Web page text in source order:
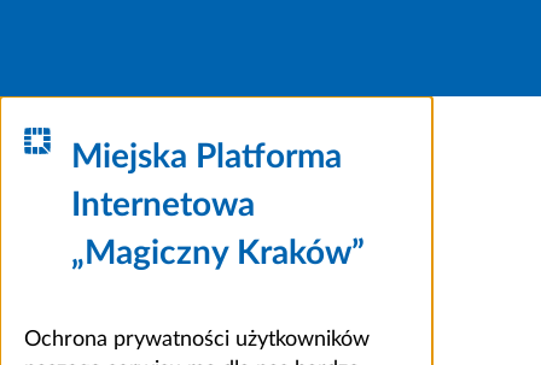
Miejska Platforma
Internetowa
„Magiczny Kraków”
Ochrona prywatności użytkowników